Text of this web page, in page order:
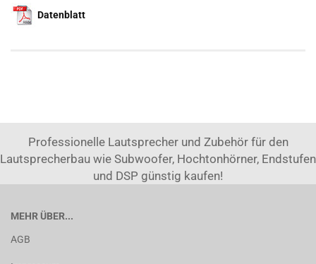
Datenblatt
Professionelle Lautsprecher und Zubehör für den
Lautsprecherbau wie Subwoofer, Hochtonhörner, Endstufen
und DSP günstig kaufen!
MEHR ÜBER...
AGB